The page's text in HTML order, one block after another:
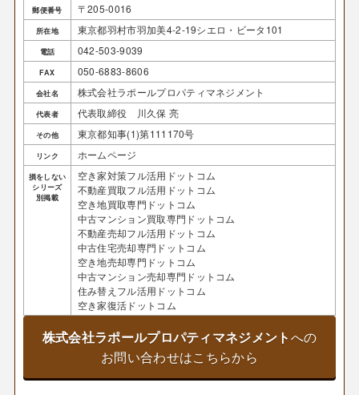
郵便番号 〒205-0016
所在地 東京都羽村市羽加美4-2-19シエロ・ビータ101
電話 042-503-9039
FAX 050-6883-8606
会社名 株式会社ラポールプロパティマネジメント
代表者 代表取締役 川久保 亮
その他 東京都知事(1)第111170号
リンク ホームページ
損をしない
シリーズ
別掲載
空き家対策フル活用ドットコム
不動産買取フル活用ドットコム
空き地買取専門ドットコム
中古マンション買取専門ドットコム
不動産売却フル活用ドットコム
中古住宅売却専門ドットコム
空き地売却専門ドットコム
中古マンション売却専門ドットコム
住み替えフル活用ドットコム
空き家復活ドットコム
株式会社ラポールプロパティマネジメントへの
お問い合わせはこちらから